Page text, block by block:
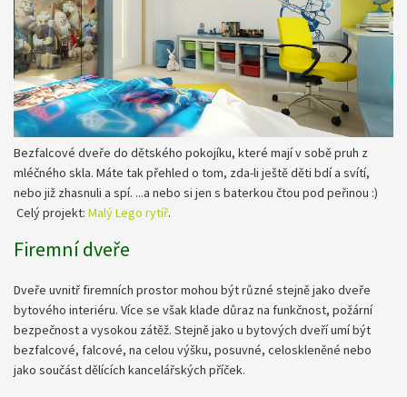
Bezfalcové dveře do dětského pokojíku, které mají v sobě pruh z
mléčného skla. Máte tak přehled o tom, zda-li ještě děti bdí a svítí,
nebo již zhasnuli a spí. ...a nebo si jen s baterkou čtou pod peřinou :)
Celý projekt: Malý Lego rytíř.
Firemní dveře
Dveře uvnitř firemních prostor mohou být různé stejně jako dveře
bytového interiéru. Více se však klade důraz na funkčnost, požární
bezpečnost a vysokou zátěž. Stejně jako u bytových dveří umí být
bezfalcové, falcové, na celou výšku, posuvné, celoskleněné nebo
jako součást dělících kancelářských příček.